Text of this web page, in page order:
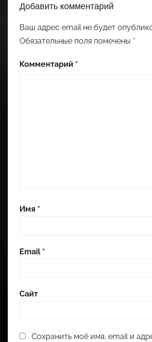
Добавить комментарий
Ваш адрес email не будет
Обязательные поля помечены *
Комментарий *
Имя *
Email *
Сайт
Сохранить моё имя, email и